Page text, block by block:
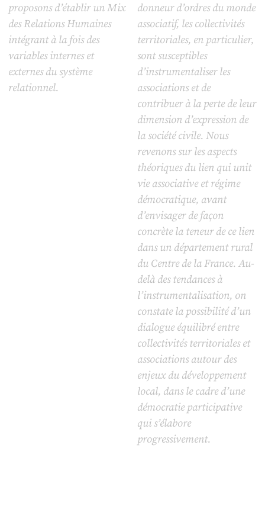
proposons d’établir un Mix
des Relations Humaines
intégrant à la fois des
variables internes et
externes du système
relationnel.
donneur d’ordres du monde
associatif, les collectivités
territoriales, en particulier,
sont susceptibles
d’instrumentaliser les
associations et de
contribuer à la perte de leur
dimension d’expression de
la société civile. Nous
revenons sur les aspects
théoriques du lien qui unit
vie associative et régime
démocratique, avant
d’envisager de façon
concrète la teneur de ce lien
dans un département rural
du Centre de la France. Au-
delà des tendances à
l’instrumentalisation, on
constate la possibilité d’un
dialogue équilibré entre
collectivités territoriales et
associations autour des
enjeux du développement
local, dans le cadre d’une
démocratie participative
qui s’élabore
progressivement.